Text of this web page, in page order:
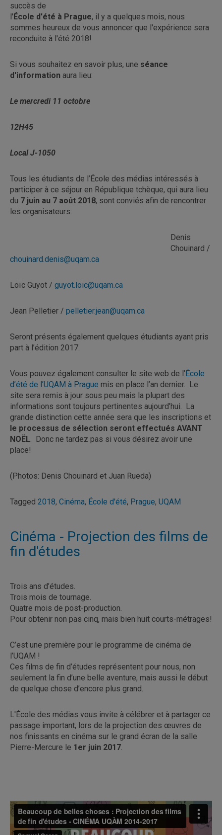
succès de
l'École d'été à Prague, il y a quelques mois, nous
sommes heureux de vous annoncer que l'expérience sera
reconduite à l'été 2018!
Si vous souhaitez en savoir plus, une séance
d'information aura lieu:
Le mercredi 11 octobre
12H45
Local J-1050
Tous les étudiants de l’École des médias intéressés à
participer à ce séjour en République tchèque, qui aura lieu
du 7 juin au 7 août 2018, sont conviés afin de rencontrer
les organisateurs:
Denis
Chouinard /
chouinard.denis@uqam.ca
Loïc Guyot / guyot.loic@uqam.ca
Jean Pelletier / pelletier.jean@uqam.ca
Seront présents également quelques étudiants ayant pris
part à l’édition 2017.
Vous pouvez également consulter le site web de l’École
d’été de l’UQAM à Prague mis en place l’an dernier. Le
site sera remis à jour sous peu mais la plupart des
informations sont toujours pertinentes aujourd’hui. La
grande distinction cette année sera que les inscriptions et
le processus de sélection seront effectués AVANT
NOËL . Donc ne tardez pas si vous désirez avoir une
place!
(Photos: Denis Chouinard et Juan Rueda)
Tagged 2018, Cinéma, École d'été, Prague, UQAM
Cinéma - Projection des films de
fin d'études
Trois ans d’études.
Trois mois de tournage.
Quatre mois de post-production.
Pour obtenir non pas cinq, mais bien huit courts-métrages!
C’est une première pour le programme de cinéma de
l’UQAM !
Ces films de fin d’études représentent pour nous, non
seulement la fin d’une belle aventure, mais aussi le début
de quelque chose d’encore plus grand.
L'École des médias vous invite à célébrer et à partager ce
passage important, lors de la projection des œuvres de
nos finissants en cinéma sur le grand écran de la salle
Pierre-Mercure le 1er juin 2017